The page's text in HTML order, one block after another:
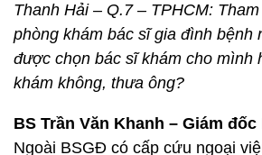
Thanh Hải – Q.7 – TPHCM:
phòng khám bác sĩ gia đình bệnh
được chọn bác sĩ khám cho mình
khám không, thưa ông?
BS Trần Văn Khanh – Giám đốc
Ngoài BSGĐ có cấp cứu ngoại